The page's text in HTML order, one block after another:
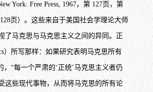
York: Free Press, 1967，第 127页，第
页）。这些来自于美国社会学理论大师
了马克思与马克思主义之间的异同。正
）所写那样：如果研究表明马克思所有
，“每一个严肃的‘正统’马克思主义者仍
这些现代事物，从而将马克思的所有论